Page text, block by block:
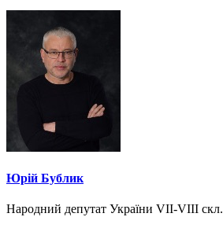
Юрій Бублик
Народний депутат України VII-VIII скл.